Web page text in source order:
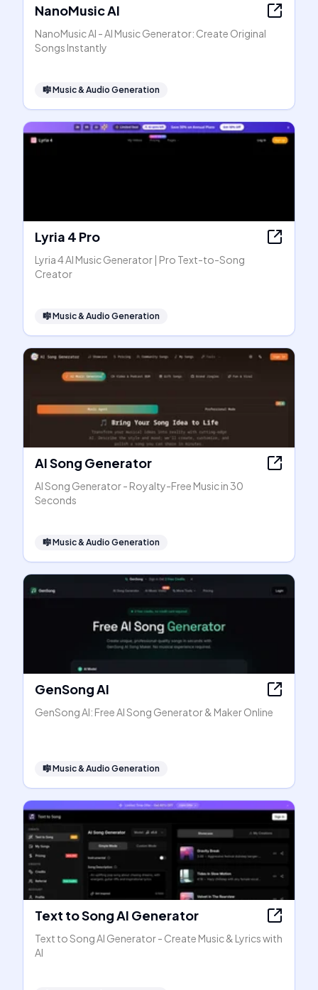
NanoMusic AI
NanoMusic AI - AI Music Generator: Create Original
Songs Instantly
🎼Music & Audio Generation
Lyria 4 Pro
Lyria 4 AI Music Generator | Pro Text-to-Song
Creator
🎼Music & Audio Generation
AI Song Generator
AI Song Generator - Royalty-Free Music in 30
Seconds
🎼Music & Audio Generation
GenSong AI
GenSong AI: Free AI Song Generator & Maker Online
🎼Music & Audio Generation
Text to Song AI Generator
Text to Song AI Generator - Create Music & Lyrics with
AI